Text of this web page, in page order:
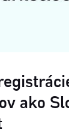
ako